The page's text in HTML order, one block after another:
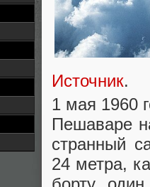
Источник.
1 мая 1960
Пешаваре
странный
24 метра,